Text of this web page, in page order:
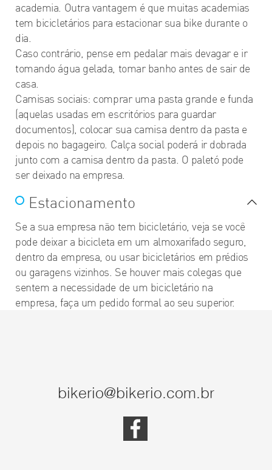
academia. Outra vantagem é que muitas academias
tem bicicletários para estacionar sua bike durante o
dia.
Caso contrário, pense em pedalar mais devagar e ir
tomando água gelada, tomar banho antes de sair de
casa.
Camisas sociais: comprar uma pasta grande e funda
(aquelas usadas em escritórios para guardar
documentos), colocar sua camisa dentro da pasta e
depois no bagageiro. Calça social poderá ir dobrada
junto com a camisa dentro da pasta. O paletó pode
ser deixado na empresa.
Estacionamento
Se a sua empresa não tem bicicletário, veja se você
pode deixar a bicicleta em um almoxarifado seguro,
dentro da empresa, ou usar bicicletários em prédios
ou garagens vizinhos. Se houver mais colegas que
sentem a necessidade de um bicicletário na
empresa, faça um pedido formal ao seu superior.
bikerio@bikerio.com.br